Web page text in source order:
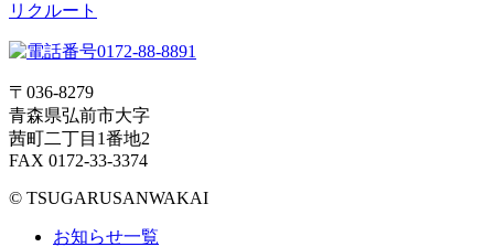
リクルート
〒036-8279
青森県弘前市大字
茜町二丁目1番地2
FAX 0172-33-3374
© TSUGARUSANWAKAI
お知らせ一覧